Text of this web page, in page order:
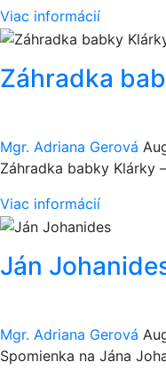
Viac informácií
Záhradka
Mgr. Adriana Gerová
Záhradka babky Klárky
Viac informácií
Ján
Mgr. Adriana Gerová
Spomienka na Jána